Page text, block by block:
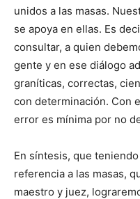
unidos a las masas.
se apoya en ellas. Es
consultar, a quien
gente y en ese diálogo
graníticas, correctas,
con determinación. Con
error es mínima por no
En síntesis, que
referencia a las masas,
maestro y juez,